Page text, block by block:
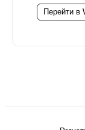
Перейти в